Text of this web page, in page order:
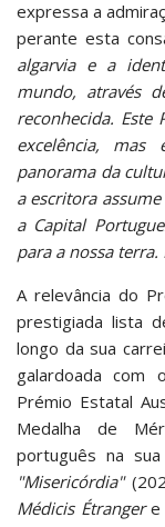
expressa a
perante esta
algarvia e a
mundo, através
reconhecida. Este
excelência,
panorama da
a escritora
a Capital
para a nossa terra.
A relevância do
prestigiada lista
longo da sua
galardoada com
Prémio Estatal
Medalha de
português na
"Misericórdia"
Médicis Étrangere